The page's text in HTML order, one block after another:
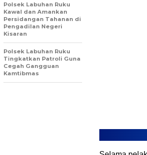
Polsek Labuhan Ruku
Kawal dan Amankan
Persidangan Tahanan di
Pengadilan Negeri
Kisaran
Polsek Labuhan Ruku
Tingkatkan Patroli Guna
Cegah Gangguan
Kamtibmas